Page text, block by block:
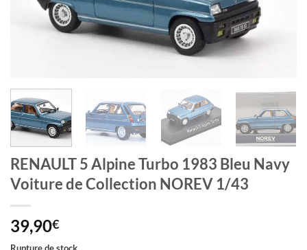
RENAULT 5 Alpine Turbo 1983 Bleu Navy
Voiture de Collection NOREV 1/43
39,90€